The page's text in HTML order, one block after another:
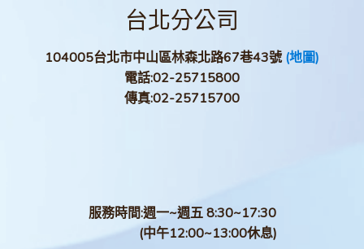
台北分公司
104005台北市中山區林森北路67巷43號(地圖)
電話:02-25715800
傳真:02-25715700
服務時間:週一~週五 8:30~17:30
(中午12:00~13:00休息)